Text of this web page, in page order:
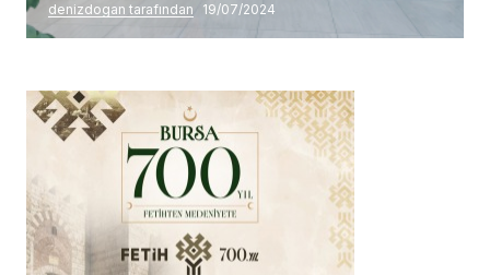
denizdogan tarafından 19/07/2024